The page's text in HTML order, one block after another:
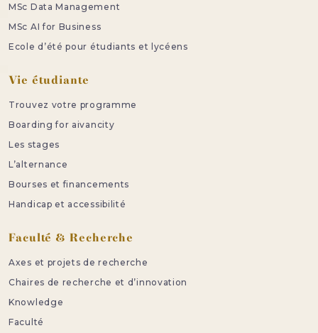
MSc Data Management
MSc AI for Business
Ecole d’été pour étudiants et lycéens
Vie étudiante
Trouvez votre programme
Boarding for aivancity
Les stages
L’alternance
Bourses et financements
Handicap et accessibilité
Faculté & Recherche
Axes et projets de recherche
Chaires de recherche et d’innovation
Knowledge
Faculté